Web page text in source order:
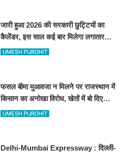
जारी हुआ 2026 की सरकारी छुट्टियों का
कैलेंडर, इस साल कई बार मिलेगा लगातार
अवकाश, देखें
UMESH PUROHIT
फसल बीमा मुआवजा न मिलने पर राजस्थान में
किसान का अनोखा विरोध, खेतों में बो दिए
500-500 रुपए के नोट, वीडियो वायरल
UMESH PUROHIT
Delhi-Mumbai Expressway : दिल्ली-